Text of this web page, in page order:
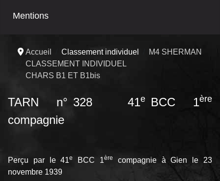
Mentions
Accueil Classement individuel
M4 SHERMAN
CLASSEMENT INDIVIDUEL
CHARS B1 ET B1bis
TARN n° 328 41eBCC 1ère
compagnie
Perçu par le 41e BCC 1ère
compagnie à Gien le 23
novembre 1939